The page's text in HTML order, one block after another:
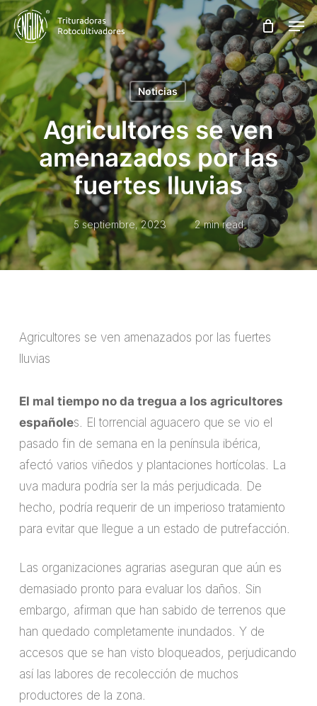
Skip
to
content
Noticias
Agricultores se ven
amenazados por las
fuertes lluvias
5 septiembre, 2023 2 min read
Agricultores se ven amenazados por las fuertes
lluvias
El mal tiempo no da tregua a los agricultores
españoles. El torrencial aguacero que se vio el
pasado fin de semana en la península ibérica,
afectó varios viñedos y plantaciones hortícolas. La
uva madura podría ser la más perjudicada. De
hecho, podría requerir de un imperioso tratamiento
para evitar que llegue a un estado de putrefacción.
Las organizaciones agrarias aseguran que aún es
demasiado pronto para evaluar los daños. Sin
embargo, afirman que han sabido de terrenos que
han quedado completamente inundados. Y de
accesos que se han visto bloqueados, perjudicando
así las labores de recolección de muchos
productores de la zona.